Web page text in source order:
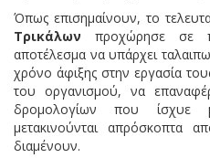
Όπως επισημαίνουν, το
Τρικάλων προχώρησε σε
αποτέλεσμα να υπάρχει
χρόνο άφιξης στην εργασία
του οργανισμού, να
δρομολογίων που ίσχυε
μετακινούνται απρόσκοπτα
διαμένουν.